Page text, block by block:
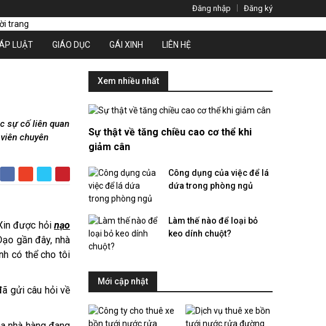
Đăng nhập Đăng ký
LUẬT GIÁO DỤC GÁI XINH LIÊN HỆ
sự cố liên quan
chuyên
được hỏinạo
gần đây, nhà
có thể cho tôi
gửi câu hỏi về
Xem nhiều nhất
Sự thật về tăng chiều cao cơ thể khi
giảm cân
Công dụng của việc để lá
dứa trong phòng ngủ
Làm thế nào để loại bỏ
keo dính chuột?
Mới cập nhật